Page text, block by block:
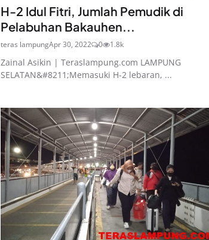
H-2 Idul Fitri, Jumlah Pemudik di
Pelabuhan Bakauhen...
teras lampungApr 30, 2022 0 1.8k
Zainal Asikin | Teraslampung.com LAMPUNG
SELATAN&#8211;Memasuki H-2 lebaran, ...